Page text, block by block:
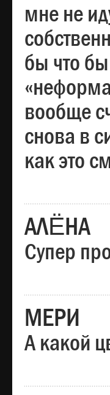
мне не
бы что
вообще
снова в
как это
АЛЁНА
Супер
МЕРИ
А какой